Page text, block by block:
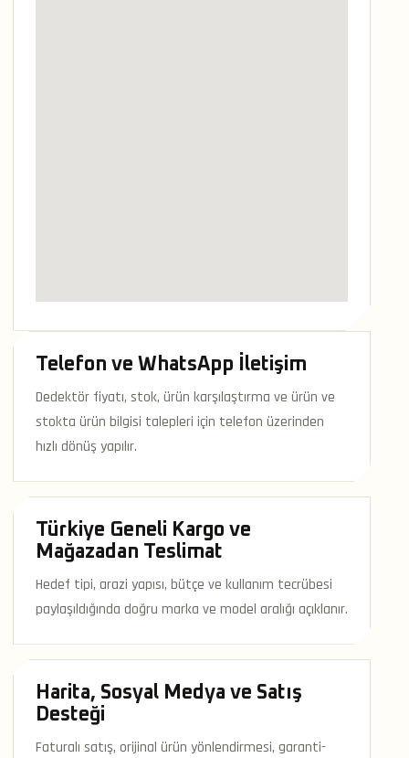
Telefon ve WhatsApp İletişim
Dedektör fiyatı, stok, ürün karşılaştırma ve ürün ve
stokta ürün bilgisi talepleri için telefon üzerinden
hızlı dönüş yapılır.
Türkiye Geneli Kargo ve
Mağazadan Teslimat
Hedef tipi, arazi yapısı, bütçe ve kullanım tecrübesi
paylaşıldığında doğru marka ve model aralığı açıklanır.
Harita, Sosyal Medya ve Satış
Desteği
Faturalı satış, orijinal ürün yönlendirmesi, garanti-